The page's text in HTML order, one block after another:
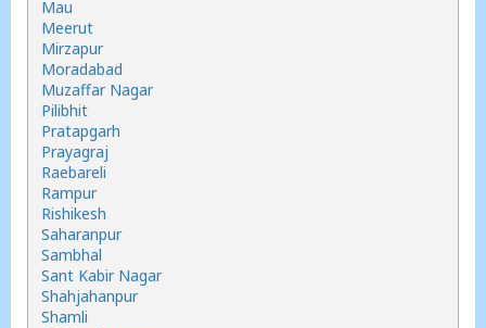
Mau
Meerut
Mirzapur
Moradabad
Muzaffar Nagar
Pilibhit
Pratapgarh
Prayagraj
Raebareli
Rampur
Rishikesh
Saharanpur
Sambhal
Sant Kabir Nagar
Shahjahanpur
Shamli